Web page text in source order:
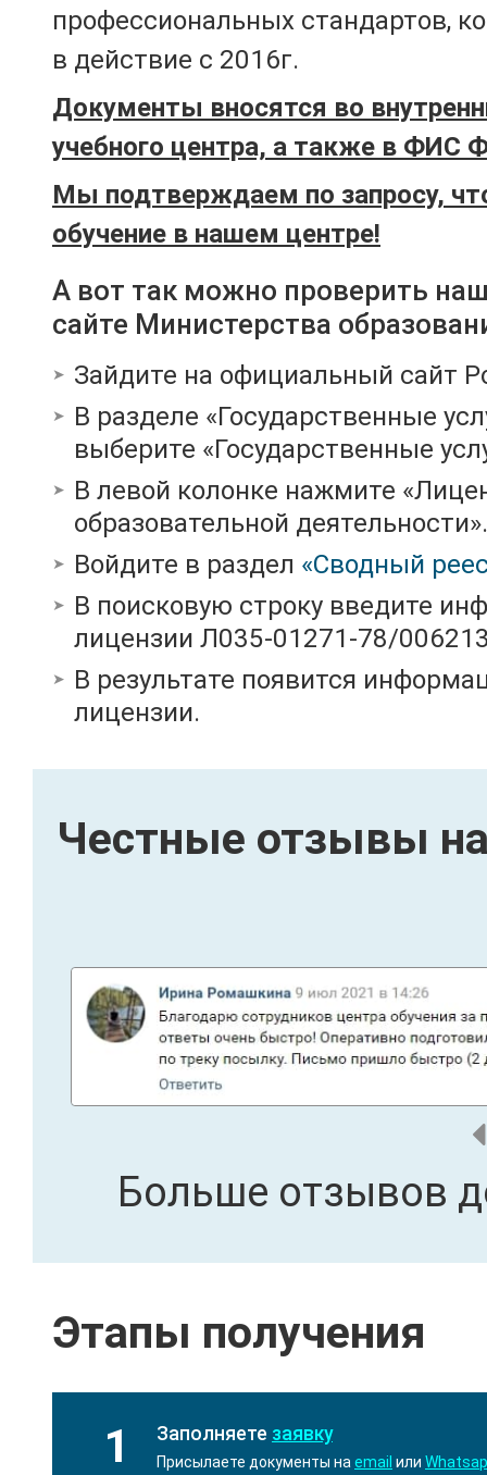
профессиональных стандартов,
в действие с 2016г.
Документы вносятся во
учебного центра, а также в ФИС
Мы подтверждаем по запросу,
обучение в нашем центре!
А вот так можно проверить
сайте Министерства
Зайдите на официальный сайт
В разделе «Государственные
выберите «Государственные
В левой колонке нажмите
образовательной деятельности».
Войдите в раздел «Сводный
В поисковую строку введите
лицензии Л035-01271-78/
В результате появится
лицензии.
Честные отзывы
Больше отзывов
Этапы получения
1 Заполняете заявку
Присылаете документы на email или